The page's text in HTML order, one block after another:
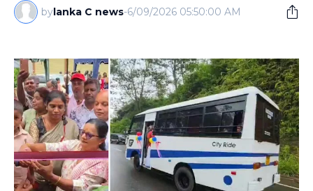
bylanka C news-6/09/2026 05:50:00 AM